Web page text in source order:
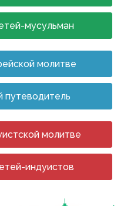
мусульман
молитве
путеводитель
молитве
индуистов